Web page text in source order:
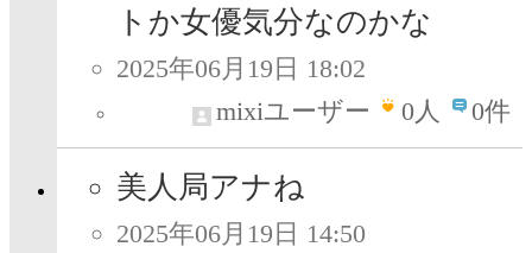
トか女優気分なのかな
2025年06月19日 18:02
mixiユーザー
0人 0件
美人局アナね
2025年06月19日 14:50